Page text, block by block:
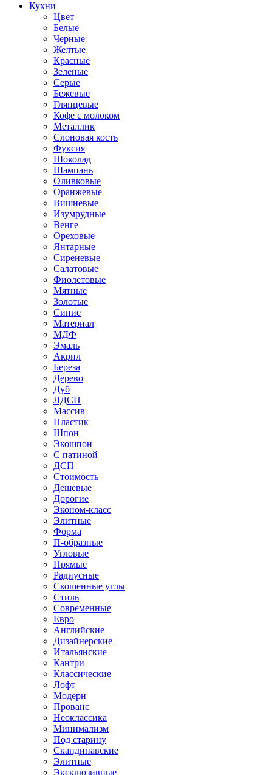
Кухни
Цвет
Белые
Черные
Желтые
Красные
Зеленые
Серые
Бежевые
Глянцевые
Кофе с молоком
Металлик
Слоновая кость
Фуксия
Шоколад
Шампань
Оливковые
Оранжевые
Вишневые
Изумрудные
Венге
Ореховые
Янтарные
Сиреневые
Салатовые
Фиолетовые
Мятные
Золотые
Синие
Материал
МДФ
Эмаль
Акрил
Береза
Дерево
Дуб
ЛДСП
Массив
Пластик
Шпон
Экошпон
С патиной
ДСП
Стоимость
Дешевые
Дорогие
Эконом-класс
Элитные
Форма
П-образные
Угловые
Прямые
Радиусные
Скошенные углы
Стиль
Современные
Евро
Английские
Дизайнерские
Итальянские
Кантри
Классические
Лофт
Модерн
Прованс
Неоклассика
Минимализм
Под старину
Скандинавские
Элитные
Эксклюзивные